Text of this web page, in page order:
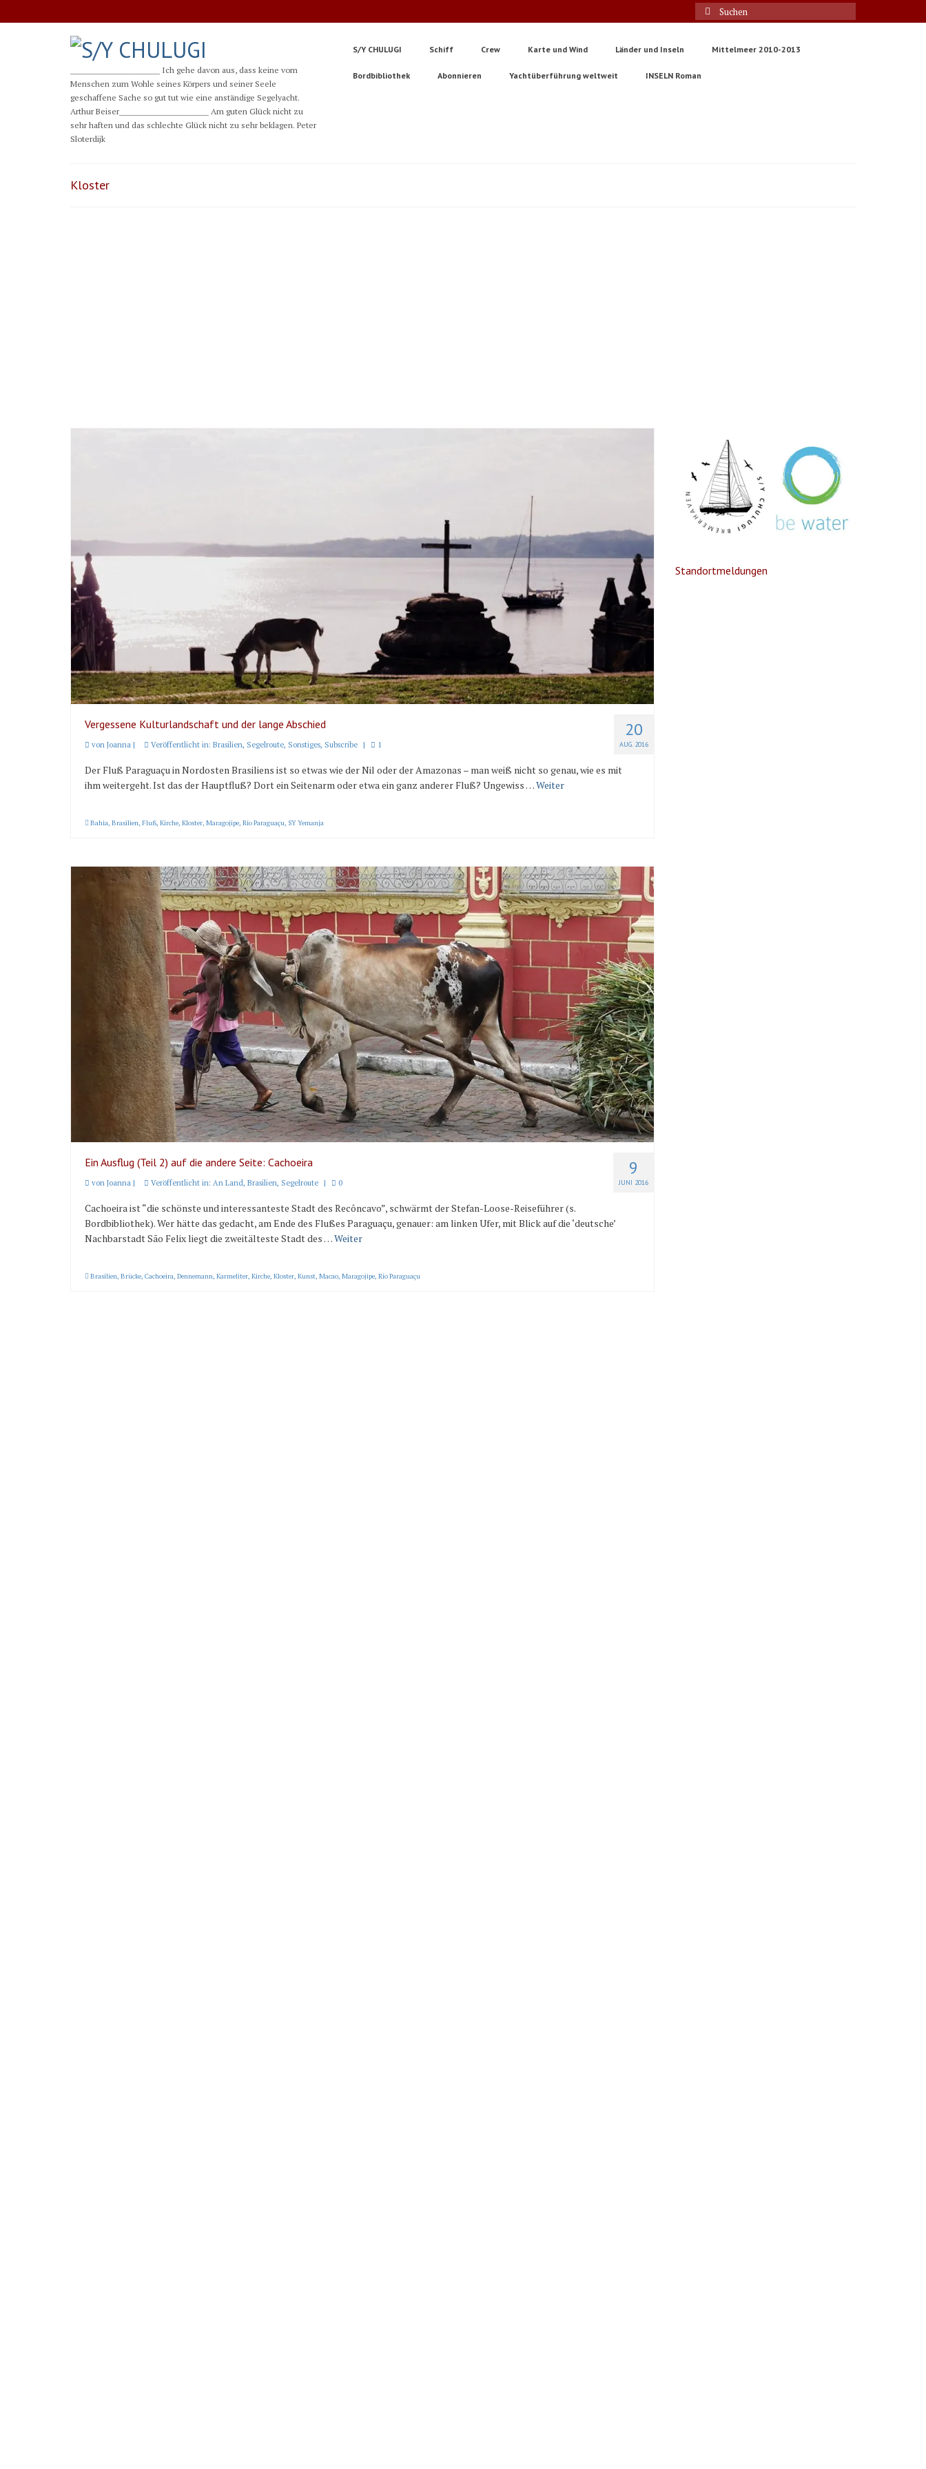
Suche
nach:
__________________________ Ich gehe davon aus, dass keine vom
Menschen zum Wohle seines Körpers und seiner Seele
geschaffene Sache so gut tut wie eine anständige Segelyacht.
Arthur Beiser__________________________ Am guten Glück nicht zu
sehr haften und das schlechte Glück nicht zu sehr beklagen. Peter
Sloterdijk
S/Y CHULUGI Schiff Crew Karte und Wind Länder und Inseln Mittelmeer 2010-2013
Bordbibliothek Abonnieren Yachtüberführung weltweit INSELN Roman
Kloster
20
AUG. 2016
Vergessene Kulturlandschaft und der lange Abschied
von Joanna | Veröffentlicht in: Brasilien, Segelroute, Sonstiges, Subscribe | 1
Der Fluß Paraguaçu in Nordosten Brasiliens ist so etwas wie der Nil oder der Amazonas – man weiß nicht so genau, wie es mit
ihm weitergeht. Ist das der Hauptfluß? Dort ein Seitenarm oder etwa ein ganz anderer Fluß? Ungewiss …Weiter
Bahia, Brasilien, Fluß, Kirche, Kloster, Maragojipe, Rio Paraguaçu, SY Yemanja
9
JUNI 2016
Ein Ausflug (Teil 2) auf die andere Seite: Cachoeira
von Joanna | Veröffentlicht in: An Land, Brasilien, Segelroute | 0
Cachoeira ist “die schönste und interessanteste Stadt des Recôncavo”, schwärmt der Stefan-Loose-Reiseführer (s.
Bordbibliothek). Wer hätte das gedacht, am Ende des Flußes Paraguaçu, genauer: am linken Ufer, mit Blick auf die ‘deutsche’
Nachbarstadt São Felix liegt die zweitälteste Stadt des …Weiter
Brasilien Brücke Cachoeira Dennemann Karmeliter Kirche Kloster Kunst Macao Maragojipe Rio Paraguaçu
Standortmeldungen